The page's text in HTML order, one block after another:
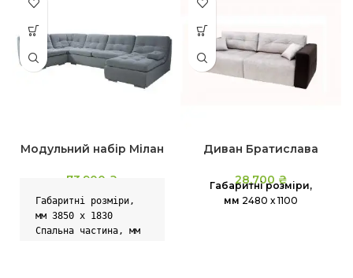
Модульний набір Мілан
73,900 ₴
Габаритні розміри,
мм 3850 х 1830
Спальна частина, мм
Диван Братислава
28,700 ₴
Габаритні розміри,
мм 2480 х 1100